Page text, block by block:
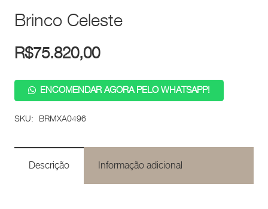
Brinco Celeste
R$75.820,00
ENCOMENDAR AGORA PELO WHATSAPP!
SKU: BRMXA0496
Descrição Informação adicional